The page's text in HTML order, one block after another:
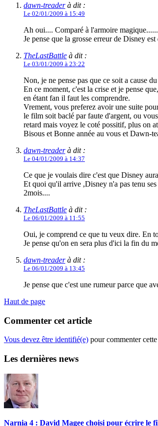
dawn-treaderà dit :
Le 02/01/2009 à 15:49
Ah oui.... Comparé à l'armoire
Je pense que la grosse erreur de Disney
TheLastBattle à dit :
Le 03/01/2009 à 23:22
Non, je ne pense pas que ce soit a cause
En ce moment, c'est la crise et je pense
en étant fan il faut les comprendre.
Vrement, vous preferez avoir une suite
le film soit baclé par faute d'argent, ou
retard mais voyez le coté possitif, plus on
Bisous et Bonne année au vous et Dawn-
dawn-treaderà dit :
Le 04/01/2009 à 14:37
Ce que je voulais dire c'est que Disney
Et quoi qu'il arrive ,Disney n'a pas tenu
2mois....
TheLastBattle à dit :
Le 06/01/2009 à 11:55
Oui, je comprend ce que tu veux dire. En
Je pense qu'on en sera plus d'ici la fin du
dawn-treaderà dit :
Le 06/01/2009 à 13:45
Je pense que c'est une rumeur parce que
Haut de page
Commenter cet article
Vous devez être identifié(e) pour commenter
Les dernières news
Narnia 4 : David Magee choisi pour écrire le